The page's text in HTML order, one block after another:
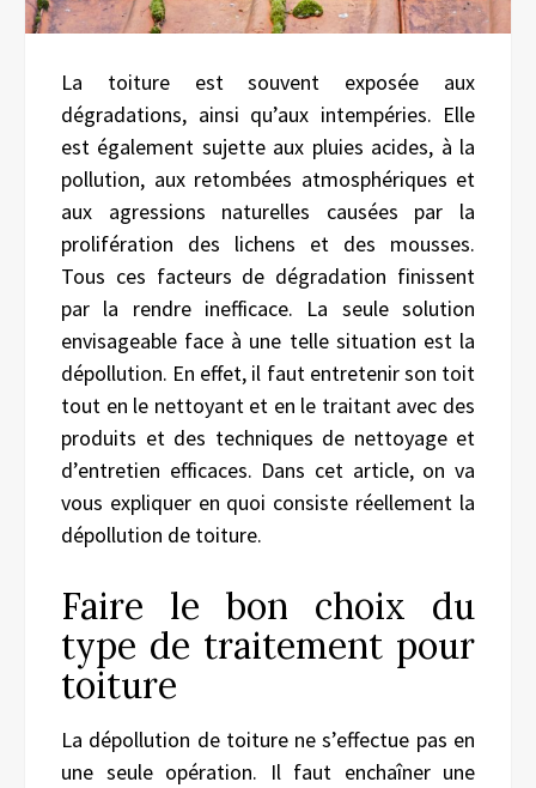
La toiture est souvent exposée aux
dégradations, ainsi qu’aux intempéries. Elle
est également sujette aux pluies acides, à la
pollution, aux retombées atmosphériques et
aux agressions naturelles causées par la
prolifération des lichens et des mousses.
Tous ces facteurs de dégradation finissent
par la rendre inefficace. La seule solution
envisageable face à une telle situation est la
dépollution. En effet, il faut entretenir son toit
tout en le nettoyant et en le traitant avec des
produits et des techniques de nettoyage et
d’entretien efficaces. Dans cet article, on va
vous expliquer en quoi consiste réellement la
dépollution de toiture.
Faire le bon choix du
type de traitement pour
toiture
La dépollution de toiture ne s’effectue pas en
une seule opération. Il faut enchaîner une